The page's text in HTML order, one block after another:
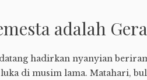
adalah
hadirkan nyanyian
luka di musim lama. Matahari,